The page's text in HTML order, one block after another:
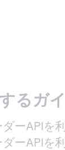
るガ
ーAPIを
ーAPIを